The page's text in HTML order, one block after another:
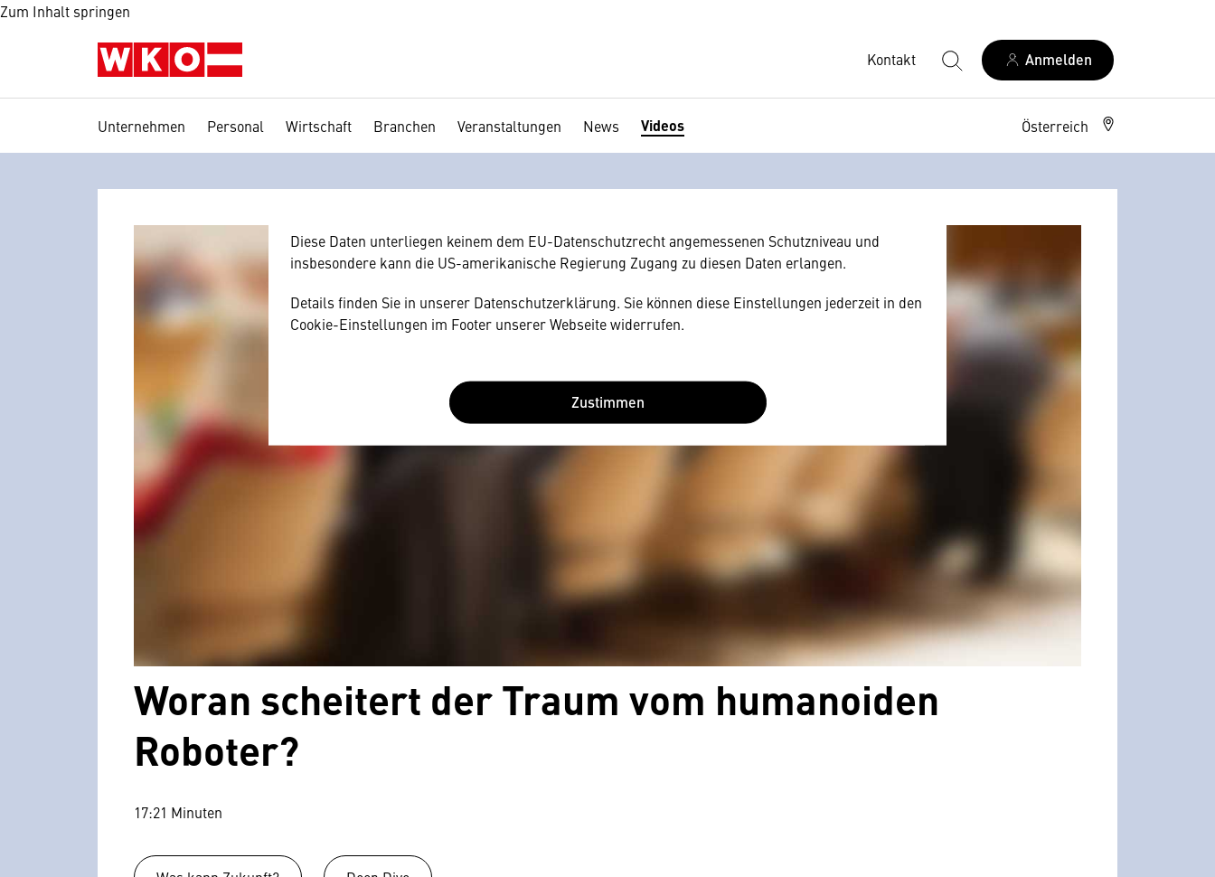
Zum Inhalt springen
Kontakt Anmelden
Unternehmen Personal Wirtschaft Branchen Veranstaltungen News Videos Österreich
Wir benötigen Ihre Zustimmung
Diese Daten unterliegen keinem dem EU-Datenschutzrecht angemessenen Schutzniveau und
insbesondere kann die US-amerikanische Regierung Zugang zu diesen Daten erlangen.
Details finden Sie in unserer Datenschutzerklärung. Sie können diese Einstellungen jederzeit in den
Cookie-Einstellungen im Footer unserer Webseite widerrufen.
Zustimmen
Woran scheitert der Traum vom humanoiden
Roboter?
17:21 Minuten